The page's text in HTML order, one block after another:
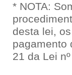
* NOTA:
desta lei,
pagamento
21 da Lei